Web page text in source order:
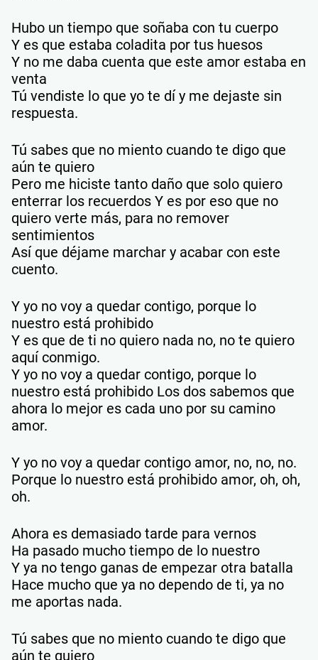
Hubo un tiempo que soñaba con tu cuerpo
Y es que estaba coladita por tus huesos
Y no me daba cuenta que este amor estaba en
venta
Tú vendiste lo que yo te dí y me dejaste sin
respuesta.
Tú sabes que no miento cuando te digo que
aún te quiero
Pero me hiciste tanto daño que solo quiero
enterrar los recuerdos Y es por eso que no
quiero verte más, para no remover
sentimientos
Así que déjame marchar y acabar con este
cuento.
Y yo no voy a quedar contigo, porque lo
nuestro está prohibido
Y es que de ti no quiero nada no, no te quiero
aquí conmigo.
Y yo no voy a quedar contigo, porque lo
nuestro está prohibido Los dos sabemos que
ahora lo mejor es cada uno por su camino
amor.
Y yo no voy a quedar contigo amor, no, no, no.
Porque lo nuestro está prohibido amor, oh, oh,
oh.
Ahora es demasiado tarde para vernos
Ha pasado mucho tiempo de lo nuestro
Y ya no tengo ganas de empezar otra batalla
Hace mucho que ya no dependo de ti, ya no
me aportas nada.
Tú sabes que no miento cuando te digo que
aún te quiero